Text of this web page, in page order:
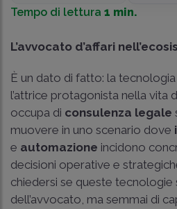
Tempo di lettura 1 min.
L’avvocato d’affari
È un dato di fatto: la
l’attrice protagonista nella vita
occupa di consulenza legale
muovere in uno scenario dove
e automazione incidono
decisioni operative e
chiedersi se queste tecnologie
dell’avvocato, ma semmai di